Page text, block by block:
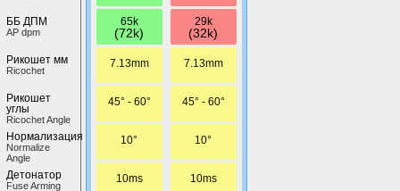
ББ ДПМ
AP dpm
Рикошет мм
Ricochet
Рикошет
углы
Ricochet Angle
Нормализация
Normalize
Angle
Детонатор
Fuse Arming
65k
(72k)
7.13mm
45° - 60°
10°
10ms
29k
(32k)
7.13mm
45° - 60°
10°
10ms